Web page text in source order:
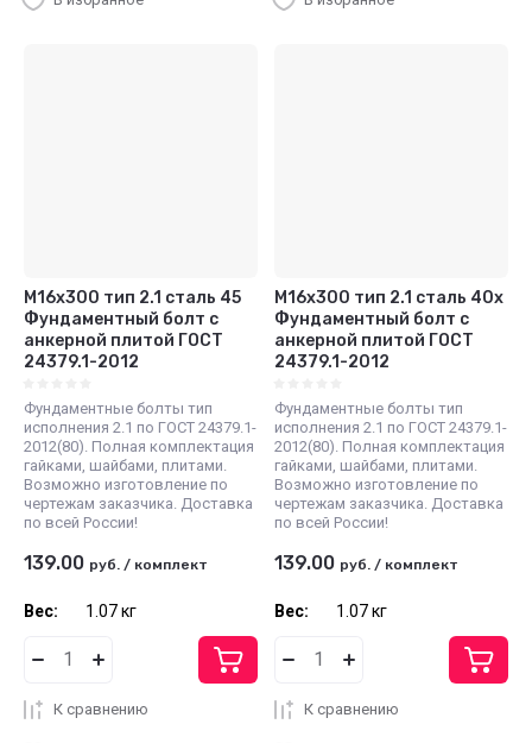
М16x300 тип 2.1 сталь 45
Фундаментный болт с
анкерной плитой ГОСТ
24379.1-2012
Фундаментные болты тип
исполнения 2.1 по ГОСТ 24379.1-
2012(80). Полная комплектация
гайками, шайбами, плитами.
Возможно изготовление по
чертежам заказчика. Доставка
по всей России!
139.00 руб. / комплект
Вес: 1.07 кг
К сравнению
М16x300 тип 2.1 сталь 40х
Фундаментный болт с
анкерной плитой ГОСТ
24379.1-2012
Фундаментные болты тип
исполнения 2.1 по ГОСТ 24379.1-
2012(80). Полная комплектация
гайками, шайбами, плитами.
Возможно изготовление по
чертежам заказчика. Доставка
по всей России!
139.00 руб. / комплект
Вес: 1.07 кг
К сравнению